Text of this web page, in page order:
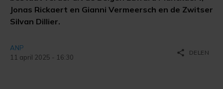
Jonas Rickaert en Gianni Vermeersch en de Zwitser
Silvan Dillier.
ANP
11 april 2025 - 16:30
share DELEN